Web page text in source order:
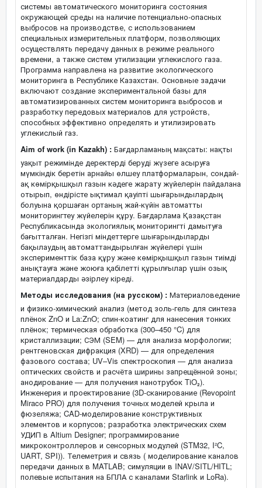
системы автоматического мониторинга состояния
окружающей среды на наличие потенциально-опасных
выбросов на производстве, с использованием
специальных измерительных платформ, позволяющих
осуществлять передачу данных в режиме реального
времени, а также систем утилизации углекислого газа.
Программа направлена на развитие экологического
мониторинга в Республике Казахстан. Основные задачи
включают создание экспериментальной базы для
автоматизированных систем мониторинга выбросов и
разработку передовых материалов для устройств,
способных эффективно определять и утилизировать
углекислый газ.
Aim of work (in Kazakh) : Бағдарламаның мақсаты: нақты
уақыт режимінде деректерді беруді жүзеге асыруға
мүмкіндік беретін арнайы өлшеу платформаларын, сондай-
ақ көмірқышқыл газын кәдеге жарату жүйелерін пайдалана
отырып, өндірісте ықтимал қауіпті шығарындылардың
болуына қоршаған ортаның жай-күйін автоматты
мониторингтеу жүйелерін құру. Бағдарлама Қазақстан
Республикасында экологиялық мониторингті дамытуға
бағытталған. Негізгі міндеттерге шығарындыларды
бақылаудың автоматтандырылған жүйелері үшін
эксперименттік база құру және көмірқышқыл газын тиімді
анықтауға және жоюға қабілетті құрылғылар үшін озық
материалдарды әзірлеу кіреді.
Методы исследования (на русском) : Материаловедение
и физико-химический анализ (метод золь-гель для синтеза
плёнок ZnO и La:ZnO; спин-коатинг для нанесения тонких
плёнок; термическая обработка (300–450 °C) для
кристаллизации; СЭМ (SEM) — для анализа морфологии;
рентгеновская дифракция (XRD) — для определения
фазового состава; UV–Vis спектроскопия — для анализа
оптических свойств и расчёта ширины запрещённой зоны;
анодирование — для получения нанотрубок TiO₂).
Инженерия и проектирование (3D-сканирование (Revopoint
Miraco PRO) для получения точных моделей крыла и
фюзеляжа; CAD-моделирование конструктивных
элементов и корпусов; разработка электрических схем
УДИП в Altium Designer; программирование
микроконтроллеров и сенсорных модулей (STM32, I²C,
UART, SPI)). Телеметрия и связь ( моделирование каналов
передачи данных в MATLAB; симуляции в INAV/SITL/HITL;
полевые испытания на БПЛА с каналами Starlink и LoRa).